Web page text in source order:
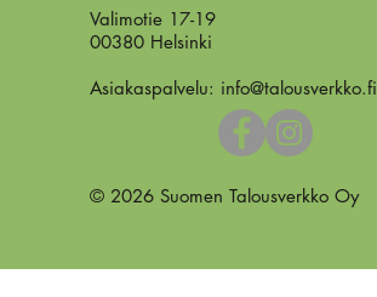
Valimotie 17-19
00380 Helsinki
Asiakaspalvelu: info@talousverkko.fi
© 2026 Suomen Talousverkko Oy